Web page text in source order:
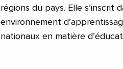
régions du pays. Elle s’inscrit
environnement
nationaux en matière